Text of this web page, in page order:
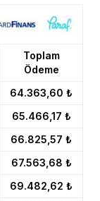
Toplam
Ödeme
64.363,60 ₺
65.466,17 ₺
66.825,57 ₺
67.563,68 ₺
69.482,62 ₺